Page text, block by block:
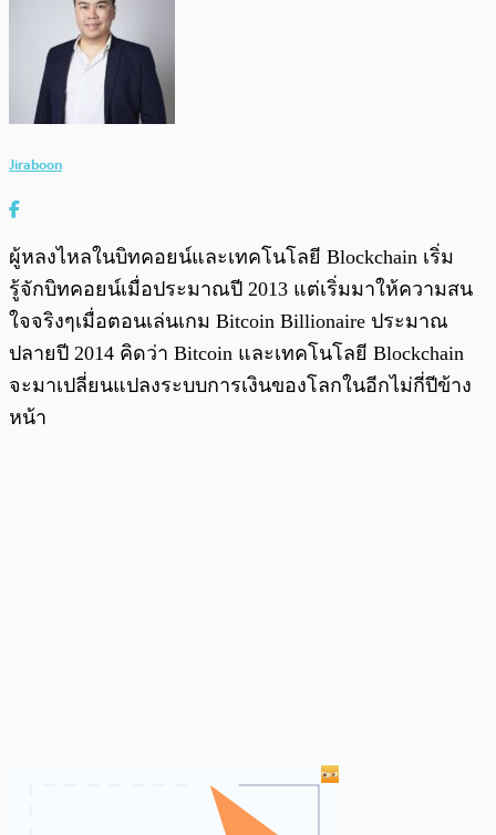
Jiraboon
ผู้หลงไหลในบิทคอยน์และเทคโนโลยี Blockchain เริ่ม
รู้จักบิทคอยน์เมื่อประมาณปี 2013 แต่เริ่มมาให้ความสน
ใจจริงๆเมื่อตอนเล่นเกม Bitcoin Billionaire ประมาณ
ปลายปี 2014 คิดว่า Bitcoin และเทคโนโลยี Blockchain
จะมาเปลี่ยนแปลงระบบการเงินของโลกในอีกไม่กี่ปีข้าง
หน้า